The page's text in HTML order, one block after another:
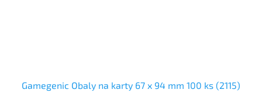
Gamegenic Obaly na karty 67 x 94 mm 100 ks (2115)